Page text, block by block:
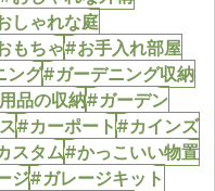
しゃれな庭
もちゃ#お手入れ部屋
ング#ガーデニング収納
品の収納#ガーデン
#カーポート#カインズ
スタム#かっこいい物置
ジ#ガレージキット